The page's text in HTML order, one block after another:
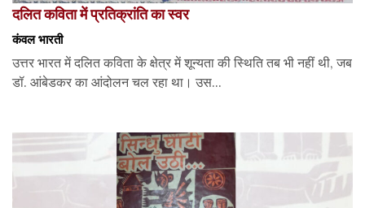
दलित कविता में प्रतिक्रांति का स्वर
कंवल भारती
उत्तर भारत में दलित कविता के क्षेत्र में शून्यता की स्थिति तब भी नहीं थी, जब
डॉ. आंबेडकर का आंदोलन चल रहा था। उस...